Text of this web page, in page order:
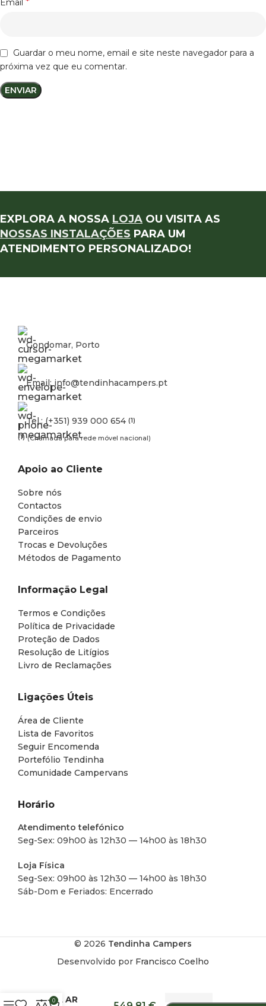
Email
Guardar o meu nome, email e site neste navegador para a
próxima vez que eu comentar.
EXPLORA A NOSSA LOJA OU VISITA AS
NOSSAS INSTALAÇÕES PARA UM
ATENDIMENTO PERSONALIZADO!
Gondomar, Porto
Email: info@tendinhacampers.pt
Tel.: (+351) 939 000 654 (1)
(1) (Chamada para rede móvel nacional)
Apoio ao Cliente
Sobre nós
Contactos
Condições de envio
Parceiros
Trocas e Devoluções
Métodos de Pagamento
Informação Legal
Termos e Condições
Política de Privacidade
Proteção de Dados
Resolução de Litígios
Livro de Reclamações
Ligações Úteis
Área de Cliente
Lista de Favoritos
Seguir Encomenda
Portefólio Tendinha
Comunidade Campervans
Horário
Atendimento telefónico
Seg-Sex: 09h00 às 12h30 — 14h00 às 18h30
Loja Física
Seg-Sex: 09h00 às 12h30 — 14h00 às 18h30
Sáb-Dom e Feriados: Encerrado
© 2026 Tendinha Campers
Desenvolvido por Francisco Coelho
PARA AR
0